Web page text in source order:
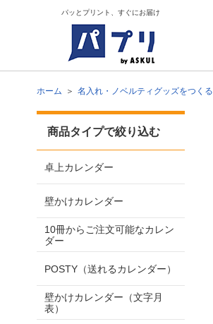
パッとプリント、すぐにお届け
ホーム 名入れ・ノベルティグッズをつくる
商品タイプで絞り込む
卓上カレンダー
壁かけカレンダー
10冊からご注文可能なカレン
ダー
POSTY（送れるカレンダー）
壁かけカレンダー（文字月
表）